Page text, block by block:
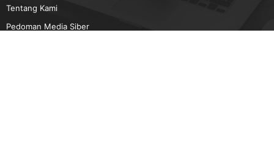
Tentang Kami
Pedoman Media Siber